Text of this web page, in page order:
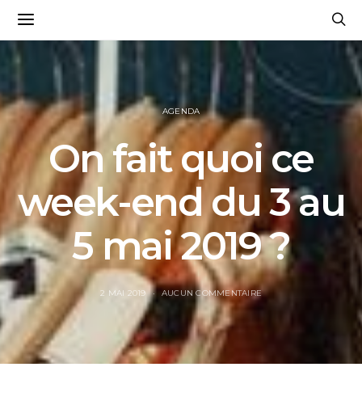
AGENDA
On fait quoi ce
week-end du 3 au
5 mai 2019 ?
2 MAI 2019 AUCUN COMMENTAIRE